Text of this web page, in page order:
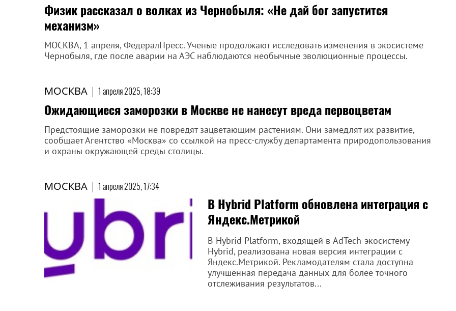
Физик рассказал о волках из Чернобыля: «Не дай бог запустится
механизм»
МОСКВА, 1 апреля, ФедералПресс. Ученые продолжают исследовать изменения в экосистеме
Чернобыля, где после аварии на АЭС наблюдаются необычные эволюционные процессы.
МОСКВА | 1 апреля 2025, 18:39
Ожидающиеся заморозки в Москве не нанесут вреда первоцветам
Предстоящие заморозки не повредят зацветающим растениям. Они замедлят их развитие,
сообщает Агентство «Москва» со ссылкой на пресс-службу департамента природопользования
и охраны окружающей среды столицы.
МОСКВА | 1 апреля 2025, 17:34
В Hybrid Platform обновлена интеграция с
Яндекс.Метрикой
В Hybrid Platform, входящей в AdTech-экосистему
Hybrid, реализована новая версия интеграции с
Яндекс.Метрикой. Рекламодателям стала доступна
улучшенная передача данных для более точного
отслеживания результатов...